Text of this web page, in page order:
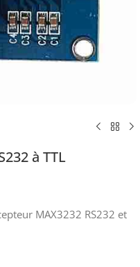
à TTL
MAX3232 RS232 et